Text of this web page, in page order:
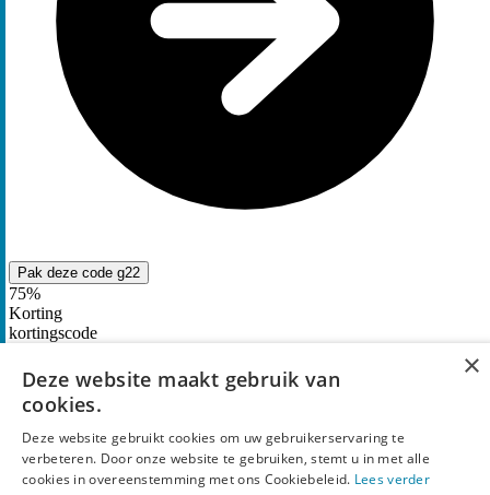
Pak deze code g22
75%
Korting
kortingscode
Pak75% korting bij Pastaficio met de kortingscode
keer gebruikt
×
Deze website maakt gebruik van
cookies.
Deze website gebruikt cookies om uw gebruikerservaring te
verbeteren. Door onze website te gebruiken, stemt u in met alle
cookies in overeenstemming met ons Cookiebeleid. Lees verder